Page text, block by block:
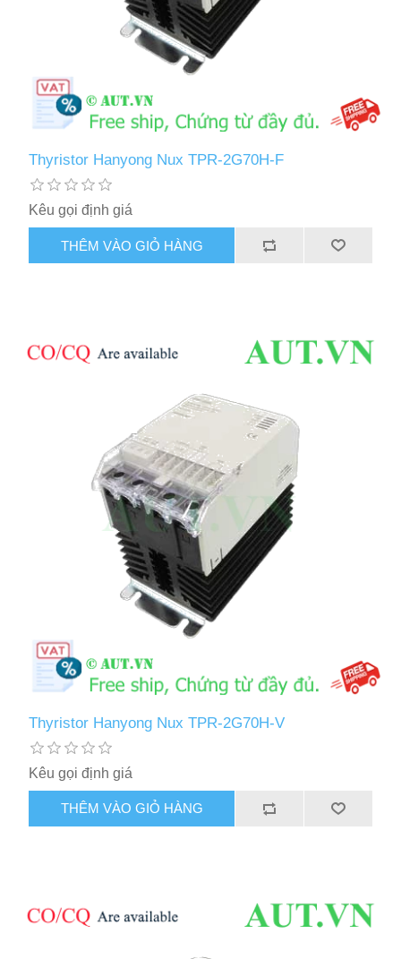
Thyristor Hanyong Nux TPR-2G70H-F
Kêu gọi định giá
THÊM VÀO GIỎ HÀNG
Thyristor Hanyong Nux TPR-2G70H-V
Kêu gọi định giá
THÊM VÀO GIỎ HÀNG